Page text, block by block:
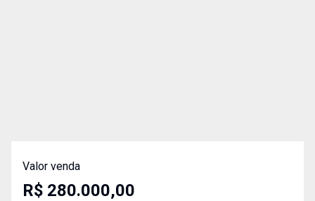
Valor venda
R$ 280.000,00